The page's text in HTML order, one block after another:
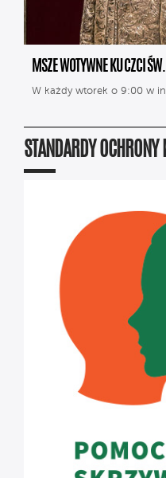
MSZE WOTYWNE KU CZCI
W każdy wtorek o 9:00 w
STANDARDY OCHRONY